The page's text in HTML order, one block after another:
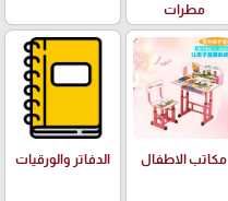
مطرات
مكاتب الاطفال الدفاتر والورقيات